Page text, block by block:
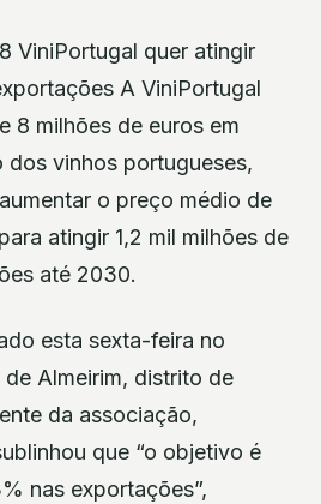
ViniPortugal quer atingir
A ViniPortugal
8 milhões de euros em
vinhos portugueses,
o preço médio de
atingir 1,2 mil milhões de
até 2030.
esta sexta-feira no
Almeirim, distrito de
da associação,
que “o objetivo é
nas exportações”,